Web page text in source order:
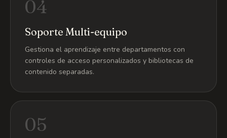
04
Soporte Multi-equipo
Gestiona el aprendizaje entre departamentos con
controles de acceso personalizados y bibliotecas de
contenido separadas.
05